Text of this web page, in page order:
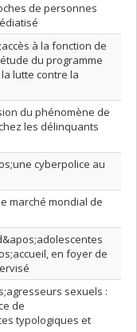
de personnes
à la fonction de
du programme
lutte contre la
du phénomène de
les délinquants
cyberpolice au
marché mondial de
en foyer de
sexuels :
de
typologiques et